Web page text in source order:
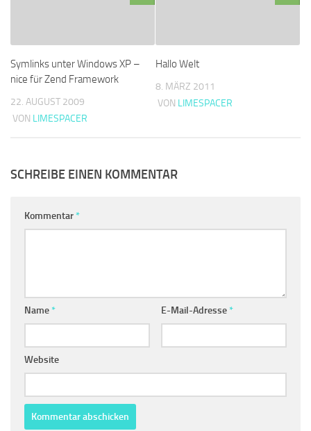
Symlinks unter Windows XP –
nice für Zend Framework
22. AUGUST 2009
VON LIMESPACER
Hallo Welt
8. MÄRZ 2011
VON LIMESPACER
SCHREIBE EINEN KOMMENTAR
Kommentar*
Name* E-Mail-Adresse*
Website